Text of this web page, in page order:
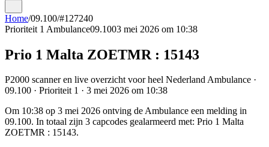
Home/09.100/#127240
Prioriteit 1 Ambulance09.1003 mei 2026 om 10:38
Prio 1 Malta ZOETMR : 15143
P2000 scanner en live overzicht voor heel Nederland Ambulance ·
09.100 · Prioriteit 1 · 3 mei 2026 om 10:38
Om 10:38 op 3 mei 2026 ontving de Ambulance een melding in
09.100. In totaal zijn 3 capcodes gealarmeerd met: Prio 1 Malta
ZOETMR : 15143.